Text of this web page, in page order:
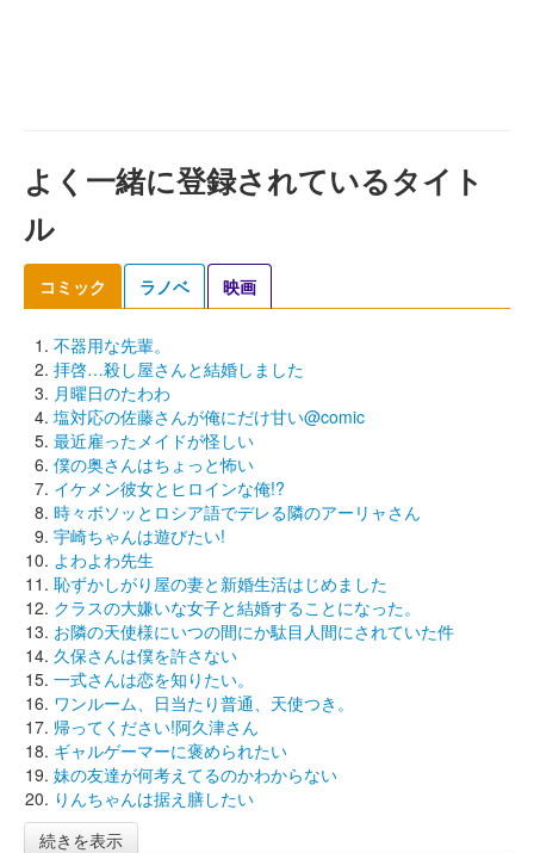
よく一緒に登録されているタイト
ル
コミック ラノベ 映画
不器用な先輩。
拝啓…殺し屋さんと結婚しました
月曜日のたわわ
塩対応の佐藤さんが俺にだけ甘い@comic
最近雇ったメイドが怪しい
僕の奥さんはちょっと怖い
イケメン彼女とヒロインな俺!?
時々ボソッとロシア語でデレる隣のアーリャさん
宇崎ちゃんは遊びたい!
よわよわ先生
恥ずかしがり屋の妻と新婚生活はじめました
クラスの大嫌いな女子と結婚することになった。
お隣の天使様にいつの間にか駄目人間にされていた件
久保さんは僕を許さない
一式さんは恋を知りたい。
ワンルーム、日当たり普通、天使つき。
帰ってください!阿久津さん
ギャルゲーマーに褒められたい
妹の友達が何考えてるのかわからない
りんちゃんは据え膳したい
続きを表示